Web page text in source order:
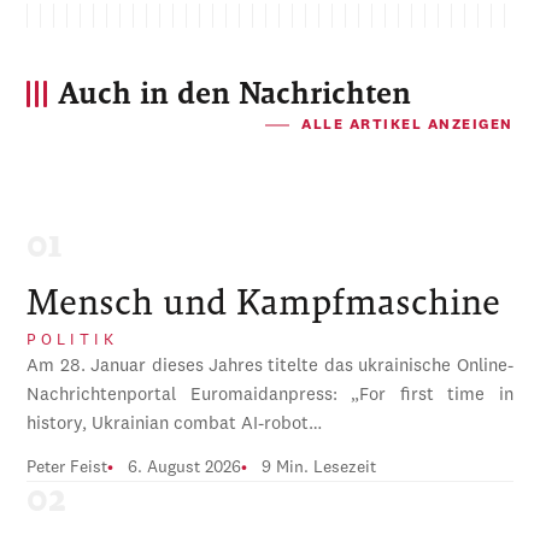
Auch in den Nachrichten
ALLE ARTIKEL ANZEIGEN
Mensch und Kampfmaschine
POLITIK
Am 28. Januar dieses Jahres titelte das ukrainische Online-
Nachrichtenportal Euromaidanpress: „For first time in
history, Ukrainian combat AI-robot…
Peter Feist 6. August 2026 9 Min. Lesezeit